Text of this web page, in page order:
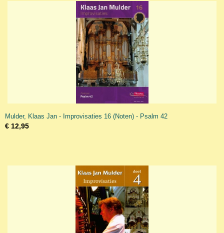
Mulder, Klaas Jan - Improvisaties 16 (Noten) - Psalm 42
€ 12,95